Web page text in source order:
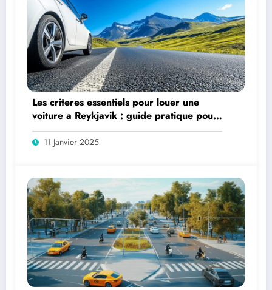
Les criteres essentiels pour louer une
voiture a Reykjavik : guide pratique pour
faire le bon choix
11 Janvier 2025